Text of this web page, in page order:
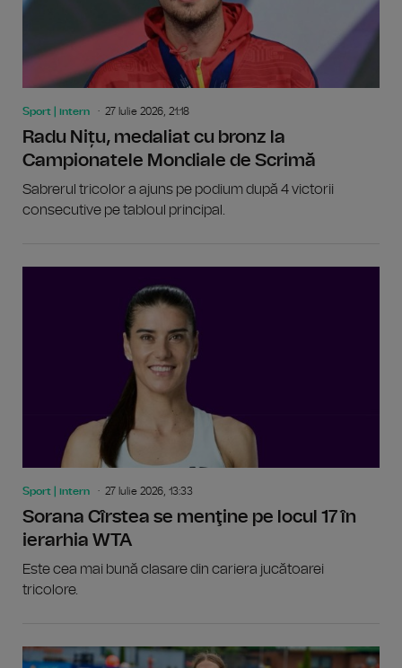
Sport | intern 27 Iulie 2026, 21:18
Radu Nițu, medaliat cu bronz la
Campionatele Mondiale de Scrimă
Sabrerul tricolor a ajuns pe podium după 4 victorii
consecutive pe tabloul principal.
Sport | intern 27 Iulie 2026, 13:33
Sorana Cîrstea se menţine pe locul 17 în
ierarhia WTA
Este cea mai bună clasare din cariera jucătoarei
tricolore.